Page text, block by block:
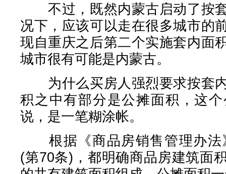
不过，既然内蒙古启动了按
况下，应该可以走在很多城市的
现自重庆之后第二个实施套内面
城市很有可能是内蒙古。
为什么买房人强烈要求按套
积之中有部分是公摊面积，这
说，是一笔糊涂帐。
根据《商品房销售管理办法
(第70条)，都明确商品房建筑面